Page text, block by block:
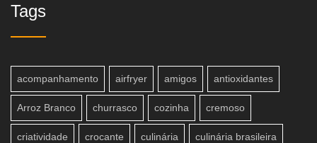
Tags
acompanhamento airfryer amigos antioxidantes
Arroz Branco churrasco cozinha cremoso
criatividade crocante culinária culinária brasileira